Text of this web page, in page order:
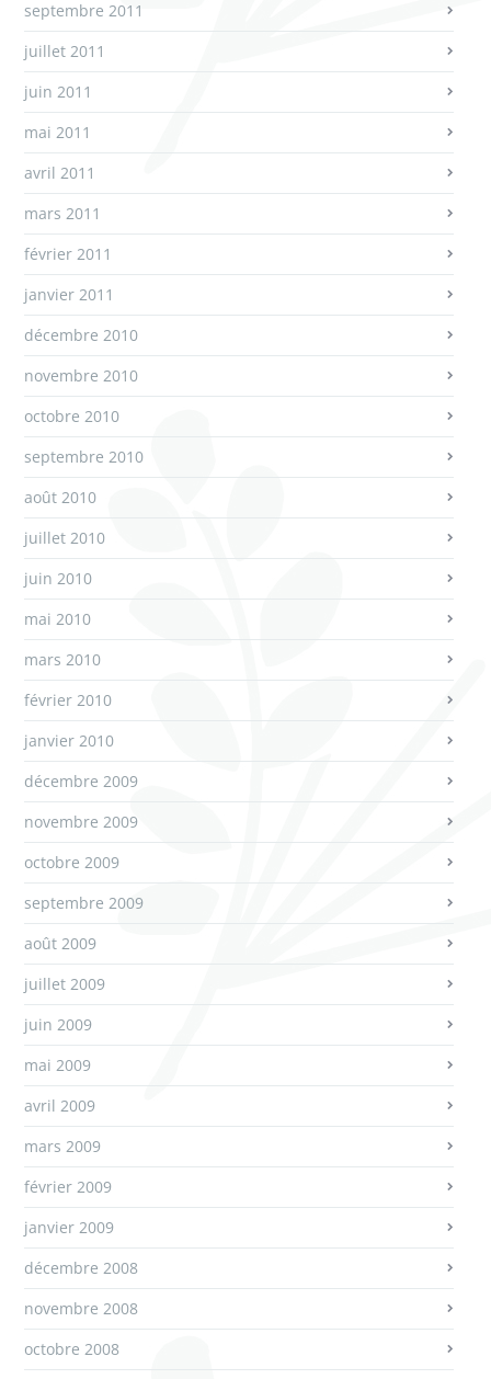
septembre 2011
juillet 2011
juin 2011
mai 2011
avril 2011
mars 2011
février 2011
janvier 2011
décembre 2010
novembre 2010
octobre 2010
septembre 2010
août 2010
juillet 2010
juin 2010
mai 2010
mars 2010
février 2010
janvier 2010
décembre 2009
novembre 2009
octobre 2009
septembre 2009
août 2009
juillet 2009
juin 2009
mai 2009
avril 2009
mars 2009
février 2009
janvier 2009
décembre 2008
novembre 2008
octobre 2008